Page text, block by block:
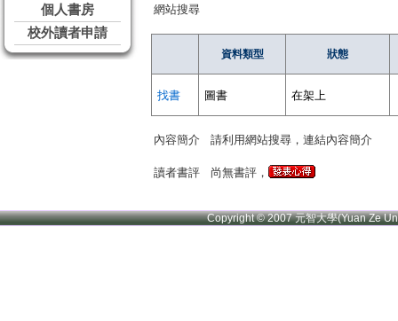
個人書房
校外讀者申請
網站搜尋
資料類型 狀態
找書 圖書 在架上
內容簡介 請利用網站搜尋，連結內容簡介
讀者書評 尚無書評，
Copyright © 2007 元智大學(Yuan Ze